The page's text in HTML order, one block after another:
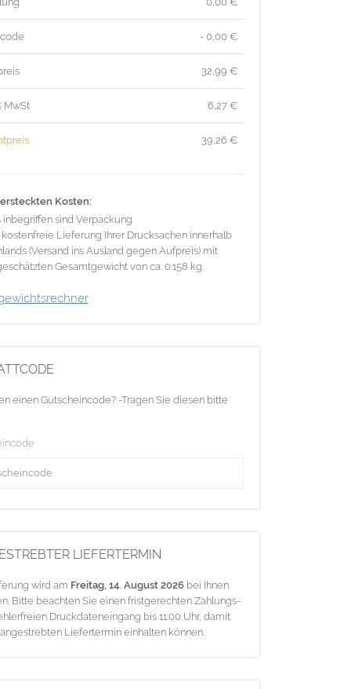
- 0,00 €
32,99 €
MwSt 6,27 €
39,26 €
Kosten:
inbegriffen sind Verpackung
Lieferung Ihrer Drucksachen innerhalb
(Versand ins Ausland gegen Aufpreis) mit
Gesamtgewicht von ca. 0.158 kg.
einen Gutscheincode? -Tragen Sie diesen bitte
LIEFERTERMIN
wird am Freitag, 14. August 2026bei Ihnen
Bitte beachten Sie einen fristgerechten Zahlungs-
Druckdateneingang bis 11:00 Uhr, damit
Liefertermin einhalten können.